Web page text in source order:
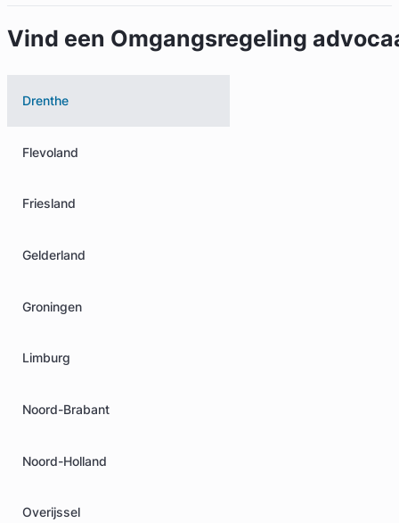
Vind een Omgangsregeling
Drenthe
Flevoland
Friesland
Gelderland
Groningen
Limburg
Noord-Brabant
Noord-Holland
Overijssel